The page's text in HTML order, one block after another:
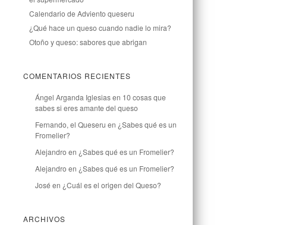
Calendario de Adviento queseru
¿Qué hace un queso cuando nadie lo mira?
Otoño y queso: sabores que abrigan
COMENTARIOS RECIENTES
Ángel Arganda Iglesiasen 10 cosas que
sabes si eres amante del queso
Fernando, el Queseru en ¿Sabes qué es un
Fromelier?
Alejandro en ¿Sabes qué es un Fromelier?
Alejandro en ¿Sabes qué es un Fromelier?
José en ¿Cuál es el origen del Queso?
ARCHIVOS